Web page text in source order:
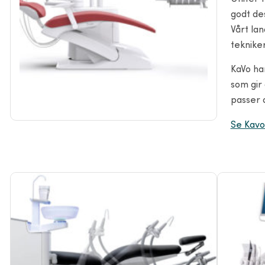
godt
Vårt
KaVo
som gir
passer
Se